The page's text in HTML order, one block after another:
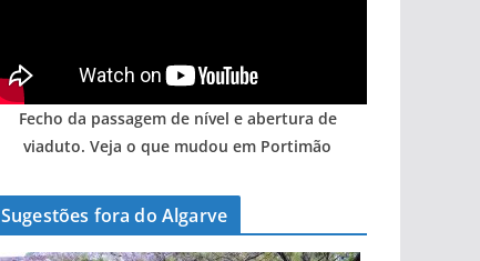
Fecho da passagem de nível e abertura de
viaduto. Veja o que mudou em Portimão
Sugestões fora do Algarve